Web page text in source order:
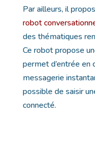
Par ailleurs, il
robot
des thématiques
Ce robot propose
permet d’entrée en
messagerie
possible de saisir
connecté.